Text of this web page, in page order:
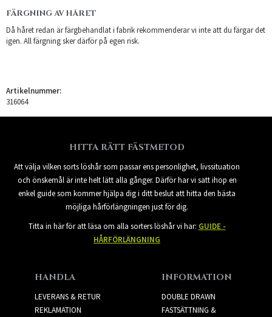
FÄRGNING AV HÅRET
Då håret redan är färgbehandlat i fabrik rekommenderar vi inte att du färgar det
igen. All färgning sker därför på egen risk.
Artikelnummer:
316064
HITTA RÄTT FÄSTMETOD
Att välja vilken sorts löshår som passar ens personlighet, livssituation
och önskemål är inte helt lätt alla gånger. Därför har vi satt ihop en
enkel guide som kommer hjälpa dig i ditt beslut att hitta den bästa
möjliga hårförlängningen just för dig.
Titta in här för att läsa om alla sorters löshår vi har: GUIDE -
HÅRFÖRLÄNGNING
HANDLA
LEVERANS & RETUR
REKLAMATION
INFORMATION
DOUBLE DRAWN
FASTSÄTTNING &